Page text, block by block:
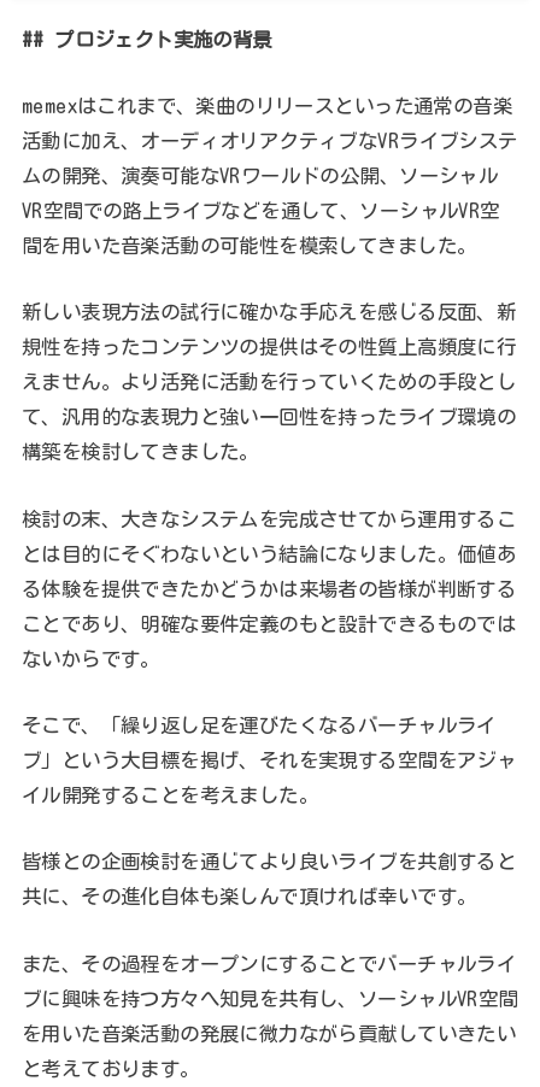
## プロジェクト実施の背景
memexはこれまで、楽曲のリリースといった通常の音楽
活動に加え、オーディオリアクティブなVRライブシステ
ムの開発、演奏可能なVRワールドの公開、ソーシャル
VR空間での路上ライブなどを通して、ソーシャルVR空
間を用いた音楽活動の可能性を模索してきました。
新しい表現方法の試行に確かな手応えを感じる反面、新
規性を持ったコンテンツの提供はその性質上高頻度に行
えません。より活発に活動を行っていくための手段とし
て、汎用的な表現力と強い一回性を持ったライブ環境の
構築を検討してきました。
検討の末、大きなシステムを完成させてから運用するこ
とは目的にそぐわないという結論になりました。価値あ
る体験を提供できたかどうかは来場者の皆様が判断する
ことであり、明確な要件定義のもと設計できるものでは
ないからです。
そこで、「繰り返し足を運びたくなるバーチャルライ
ブ」という大目標を掲げ、それを実現する空間をアジャ
イル開発することを考えました。
皆様との企画検討を通じてより良いライブを共創すると
共に、その進化自体も楽しんで頂ければ幸いです。
また、その過程をオープンにすることでバーチャルライ
ブに興味を持つ方々へ知見を共有し、ソーシャルVR空間
を用いた音楽活動の発展に微力ながら貢献していきたい
と考えております。